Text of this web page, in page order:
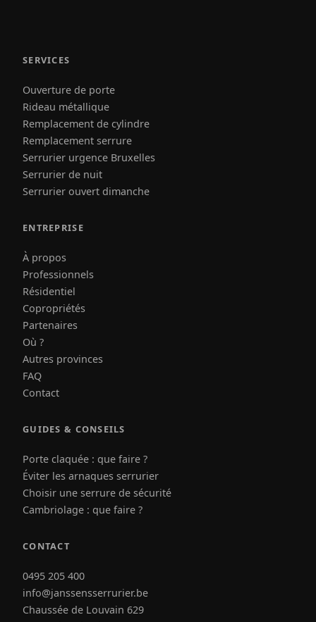
SERVICES
Ouverture de porte
Rideau métallique
Remplacement de cylindre
Remplacement serrure
Serrurier urgence Bruxelles
Serrurier de nuit
Serrurier ouvert dimanche
ENTREPRISE
À propos
Professionnels
Résidentiel
Copropriétés
Partenaires
Où ?
Autres provinces
FAQ
Contact
GUIDES & CONSEILS
Porte claquée : que faire ?
Éviter les arnaques serrurier
Choisir une serrure de sécurité
Cambriolage : que faire ?
CONTACT
0495 205 400
info@janssensserrurier.be
Chaussée de Louvain 629